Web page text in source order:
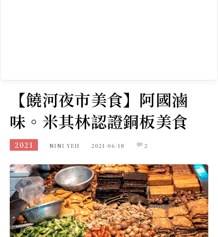
【饒河夜市美食】阿國滷
味。米其林認證銅板美食
2021 NINI YEH 2021-06-18 2